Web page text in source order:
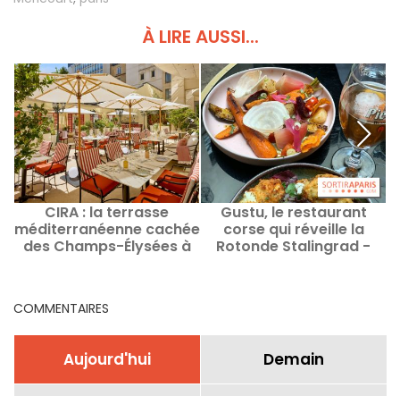
À LIRE AUSSI...
CIRA : la terrasse
méditerranéenne cachée
des Champs-Élysées à
Gustu, le restaurant
corse qui réveille la
Rotonde Stalingrad -
COMMENTAIRES
Aujourd'hui Demain